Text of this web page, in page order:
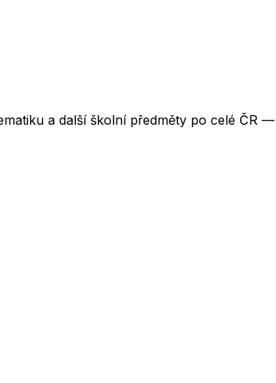
a další školní předměty po celé ČR